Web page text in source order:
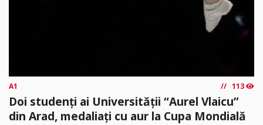
A1 113
Doi studenți ai Universității “Aurel Vlaicu”
din Arad, medaliați cu aur la Cupa Mondială